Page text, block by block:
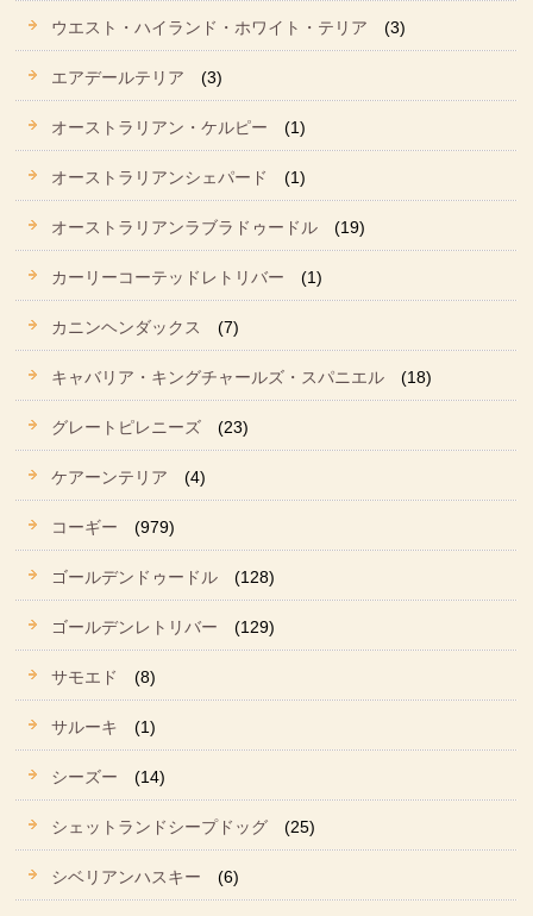
ウエスト・ハイランド・ホワイト・テリア (3)
エアデールテリア (3)
オーストラリアン・ケルピー (1)
オーストラリアンシェパード (1)
オーストラリアンラブラドゥードル (19)
カーリーコーテッドレトリバー (1)
カニンヘンダックス (7)
キャバリア・キングチャールズ・スパニエル (18)
グレートピレニーズ (23)
ケアーンテリア (4)
コーギー (979)
ゴールデンドゥードル (128)
ゴールデンレトリバー (129)
サモエド (8)
サルーキ (1)
シーズー (14)
シェットランドシープドッグ (25)
シベリアンハスキー (6)